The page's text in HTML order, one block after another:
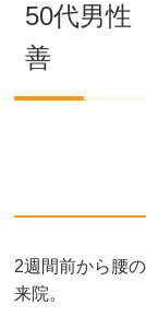
50代男
善
2週間前から腰
来院。